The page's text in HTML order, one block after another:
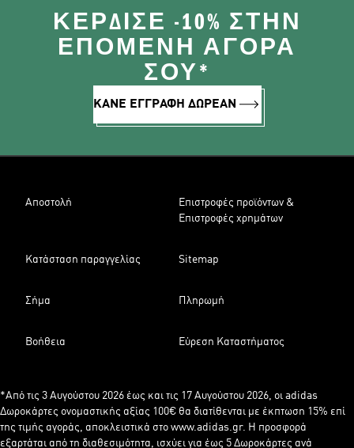
ΚΈΡΔΙΣΕ -10% ΣΤΗΝ
ΕΠΌΜΕΝΗ ΑΓΟΡΆ
ΣΟΥ*
ΚΑΝΕ ΕΓΓΡΑΦΗ ΔΩΡΕΑΝ
Αποστολή
Επιστροφές προϊόντων &
Επιστροφές χρημάτων
Κατάσταση παραγγελίας Sitemap
Σήμα Πληρωμή
Βοήθεια Εύρεση Καταστήματος
*Από τις 3 Αυγούστου 2026 έως και τις 17 Αυγούστου 2026, οι adidas
Δωροκάρτες ονομαστικής αξίας 100€ θα διατίθενται με έκπτωση 15% επί
της τιμής αγοράς, αποκλειστικά στο www.adidas.gr. Η προσφορά
εξαρτάται από τη διαθεσιμότητα, ισχύει για έως 5 Δωροκάρτες ανά